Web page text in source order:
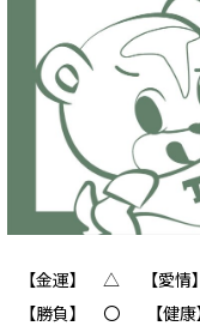
【金運】 ‪△ 【愛情
【勝負】 〇 【健